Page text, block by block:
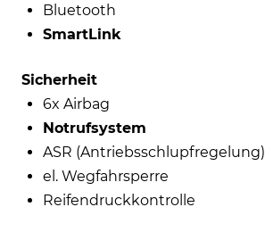
Bluetooth
SmartLink
Sicherheit
6x Airbag
Notrufsystem
ASR (Antriebsschlupfregelung)
el. Wegfahrsperre
Reifendruckkontrolle